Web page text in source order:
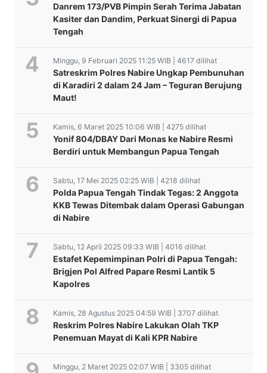
Danrem 173/PVB Pimpin Serah Terima Jabatan
Kasiter dan Dandim, Perkuat Sinergi di Papua
Tengah
Minggu, 9 Februari 2025 11:25 WIB | 4617 dilihat
Satreskrim Polres Nabire Ungkap Pembunuhan
di Karadiri 2 dalam 24 Jam – Teguran Berujung
Maut!
Kamis, 6 Maret 2025 10:06 WIB | 4275 dilihat
Yonif 804/DBAY Dari Monas ke Nabire Resmi
Berdiri untuk Membangun Papua Tengah
Sabtu, 17 Mei 2025 02:25 WIB | 4218 dilihat
Polda Papua Tengah Tindak Tegas: 2 Anggota
KKB Tewas Ditembak dalam Operasi Gabungan
di Nabire
Sabtu, 12 April 2025 09:33 WIB | 4016 dilihat
Estafet Kepemimpinan Polri di Papua Tengah:
Brigjen Pol Alfred Papare Resmi Lantik 5
Kapolres
Kamis, 28 Agustus 2025 04:59 WIB | 3707 dilihat
Reskrim Polres Nabire Lakukan Olah TKP
Penemuan Mayat di Kali KPR Nabire
Minggu, 2 Maret 2025 02:07 WIB | 3305 dilihat